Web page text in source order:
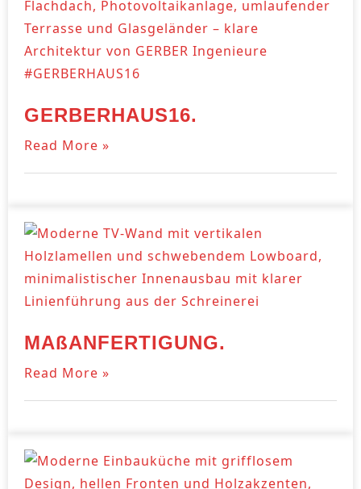
GERBERHAUS16.
Read More »
MAßANFERTIGUNG.
Read More »